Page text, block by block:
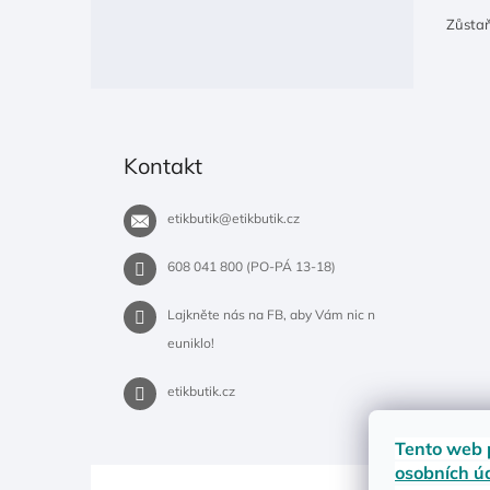
Tento web
osobních
Kontakt
etikbutik@etikbutik.cz
608 041 800 (PO-PÁ 13-18)
Lajkněte nás na FB, aby Vám nic n
euniklo!
etikbutik.cz